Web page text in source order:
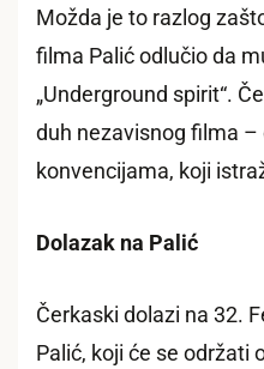
Možda je to razlog
filma Palić odlučio da
„Underground spirit“.
duh nezavisnog filma –
konvencijama, koji
Dolazak na Palić
Čerkaski dolazi na 32.
Palić, koji će se održati